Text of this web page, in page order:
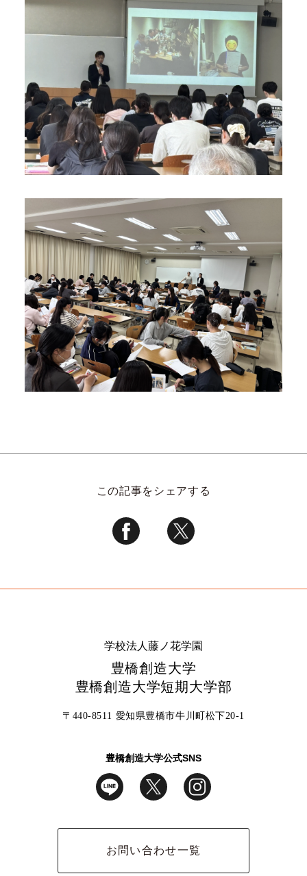
この記事をシェアする
学校法人藤ノ花学園
豊橋創造大学
豊橋創造大学短期大学部
〒440-8511 愛知県豊橋市牛川町松下20-1
豊橋創造大学公式SNS
お問い合わせ一覧